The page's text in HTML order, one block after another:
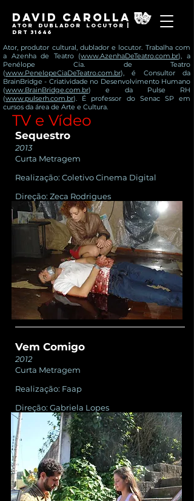
David Carolla
Ator Dublador locutor |
DRT 31646
Ator, produtor cultural, dublador e locutor. Trabalha com
a Azenha de Teatro (www.AzenhaDeTeatro.com.br), a
Penélope Cia. de Teatro
(www.PenelopeCiaDeTeatro.com.br), é Consultor da
BrainBridge - Criatividade no Desenvolvimento Humano
(www.BrainBridge.com.br) e da Pulse RH
(www.pulserh.com.br). É professor do Senac SP em
cursos da área de Arte e Cultura.
TV e Vídeo
Sequestro
2013
Curta Metragem
Realização: Coletivo Cinema Digital
Direção: Zeca Rodrigues
Vem Comigo
2012
Curta Metragem
Realização: Faap ​
Direção: Gabriela Lopes